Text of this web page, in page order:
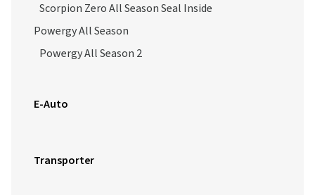
Scorpion Zero All Season Seal Inside
Powergy All Season
Powergy All Season 2
E-Auto
Transporter